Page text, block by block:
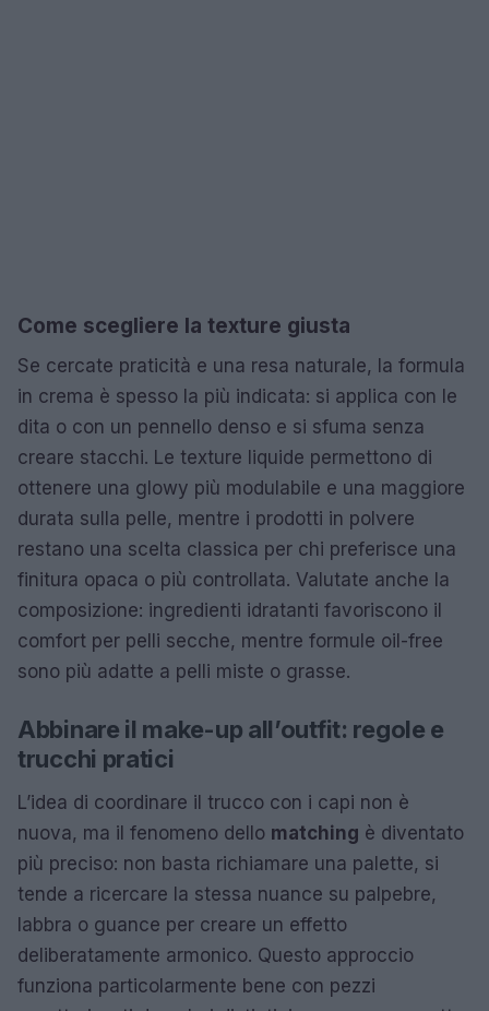
Come scegliere la texture giusta
Se cercate praticità e una resa naturale, la formula
in crema è spesso la più indicata: si applica con le
dita o con un pennello denso e si sfuma senza
creare stacchi. Le texture liquide permettono di
ottenere una glowy più modulabile e una maggiore
durata sulla pelle, mentre i prodotti in polvere
restano una scelta classica per chi preferisce una
finitura opaca o più controllata. Valutate anche la
composizione: ingredienti idratanti favoriscono il
comfort per pelli secche, mentre formule oil-free
sono più adatte a pelli miste o grasse.
Abbinare il make-up all’outfit: regole e
trucchi pratici
L’idea di coordinare il trucco con i capi non è
nuova, ma il fenomeno dello matching è diventato
più preciso: non basta richiamare una palette, si
tende a ricercare la stessa nuance su palpebre,
labbra o guance per creare un effetto
deliberatamente armonico. Questo approccio
funziona particolarmente bene con pezzi